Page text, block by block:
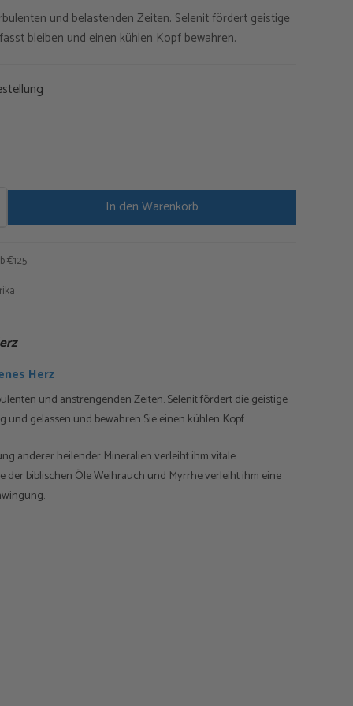
ist:
und belastenden Zeiten. Selenit fördert geistige
bleiben und einen kühlen Kopf bewahren.
In den Warenkorb
€125
Herz
und anstrengenden Zeiten. Selenit fördert die geistige
und gelassen und bewahren Sie einen kühlen Kopf.
anderer heilender Mineralien verleiht ihm vitale
der biblischen Öle Weihrauch und Myrrhe verleiht ihm eine